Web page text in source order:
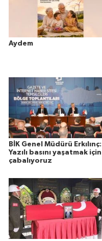
Aydem
BİK Genel Müdürü Erkılınç:
Yazılı basını yaşatmak için
çabalıyoruz